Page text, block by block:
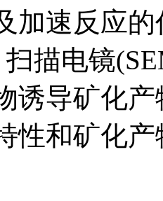
加速反应
扫描电镜
诱导矿化
性和矿化